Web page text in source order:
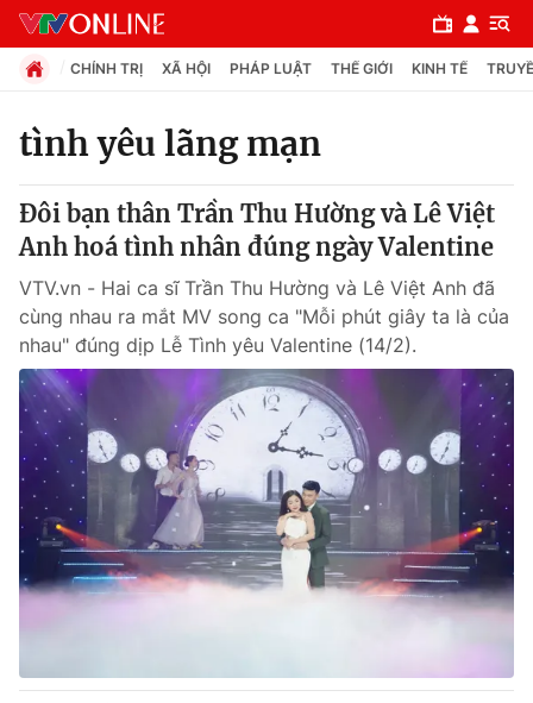
Chuyên mục
Chính trị
Xã hội
Pháp luật
Y tế
Thế giới
Tin tức
Kinh tế
Thị trường
CHÍNH TRỊ XÃ HỘI PHÁP LUẬT THẾ GIỚI KINH TẾ
tình yêu lãng mạn
Đôi bạn thân Trần Thu Hường và Lê Việt
Anh hoá tình nhân đúng ngày Valentine
VTV.vn - Hai ca sĩ Trần Thu Hường và Lê Việt Anh đã
cùng nhau ra mắt MV song ca "Mỗi phút giây ta là của
nhau" đúng dịp Lễ Tình yêu Valentine (14/2).